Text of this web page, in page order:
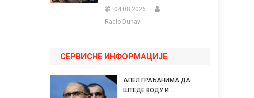
04.08.2026.
Radio Dunav
СЕРВИСНЕ ИНФОРМАЦИЈЕ
АПЕЛ ГРАЂАНИМА ДА
ШТЕДЕ ВОДУ И...